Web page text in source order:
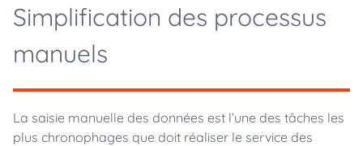
Simplification des processus
manuels
La saisie manuelle des données est l’une des tâches les
plus chronophages que doit réaliser le service des